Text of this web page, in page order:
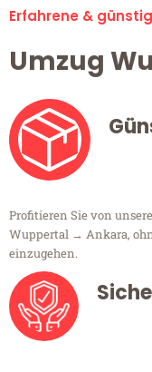
Erfahrene &
Umzug
Profitieren Sie von
Wuppertal → Ankara,
einzugehen.